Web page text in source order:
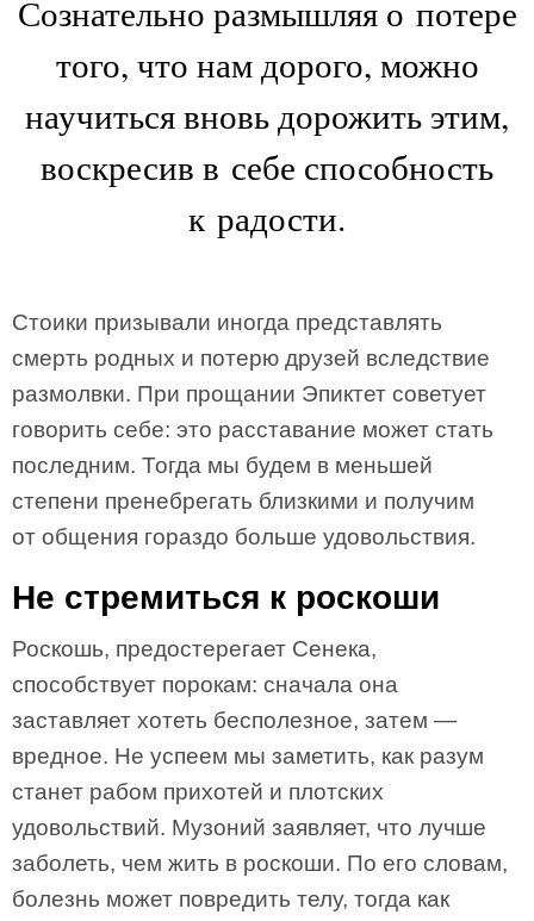
Сознательно размышляя о потере
того, что нам дорого, можно
научиться вновь дорожить этим,
воскресив в себе способность
к радости.
Стоики призывали иногда представлять
смерть родных и потерю друзей вследствие
размолвки. При прощании Эпиктет советует
говорить себе: это расставание может стать
последним. Тогда мы будем в меньшей
степени пренебрегать близкими и получим
от общения гораздо больше удовольствия.
Не стремиться к роскоши
Роскошь, предостерегает Сенека,
способствует порокам: сначала она
заставляет хотеть бесполезное, затем —
вредное. Не успеем мы заметить, как разум
станет рабом прихотей и плотских
удовольствий. Музоний заявляет, что лучше
заболеть, чем жить в роскоши. По его словам,
болезнь может повредить телу, тогда как